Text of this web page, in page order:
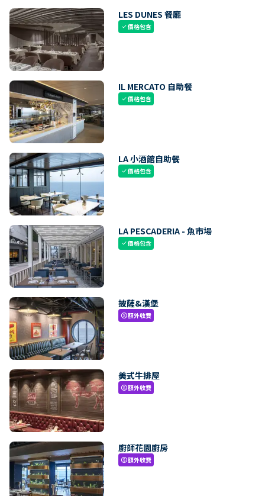
LES DUNES 餐廳
check價格包含
IL MERCATO 自助餐
check價格包含
LA 小酒館自助餐
check價格包含
LA PESCADERIA - 魚市場
check價格包含
披薩&漢堡
paid額外收費
美式牛排屋
paid額外收費
廚師花園廚房
paid額外收費